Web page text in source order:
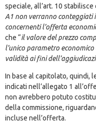
speciale, all’art. 10 stabilisce
A1 non verranno conteggiati
concernenti l’offerta
che “il valore del prezzo
l’unico parametro
validità ai fini
In base al capitolato, quindi,
indicati nell’allegato 1
non avrebbero potuto
della commissione,
incluse nell’offerta.